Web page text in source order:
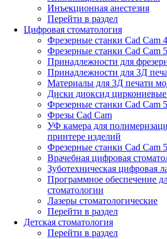
Инъекционная анестезия
Перейти в раздел
Цифровая стоматология
Фрезерные станки Cad Cam
Фрезерные станки Cad Cam
Принадлежности для
Принадлежности для 3Д
Материалы для 3Д печати
Диски диоксид
Фрезерные станки Cad Cam
Фрезы Cad Cam
УФ камера для
принтере изделий
Фрезерные станки Cad Cam
Врачебная цифровая
Зуботехническая цифровая
Программное обеспечение
стоматологии
Лазеры стоматологические
Перейти в раздел
Детская стоматология
Перейти в раздел